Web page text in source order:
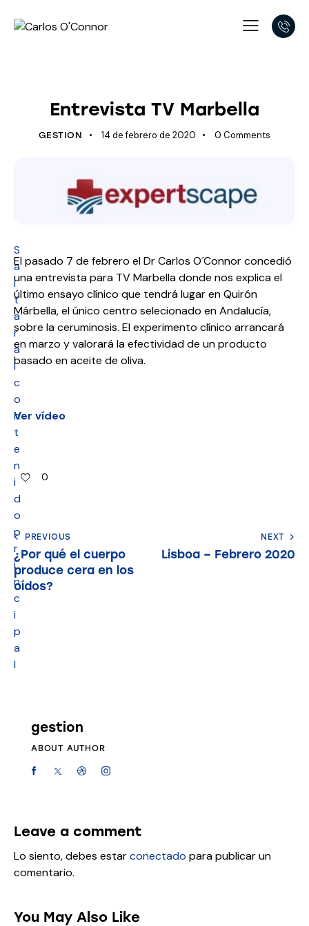
Entrevista TV Marbella
GESTION 14 de febrero de 2020 0 Comments
S
a
l
t
a
r
a
l
c
o
n
t
e
n
i
d
o
p
r
i
n
c
i
p
a
l
El pasado 7 de febrero el Dr Carlos O´Connor concedió
una entrevista para TV Marbella donde nos explica el
último ensayo clínico que tendrá lugar en Quirón
Márbella, el único centro selecionado en Andalucía,
sobre la ceruminosis. El experimento clínico arrancará
en marzo y valorará la efectividad de un producto
basado en aceite de oliva.
Ver vídeo
0
PREVIOUS
¿Por qué el cuerpo
produce cera en los
oídos?
NEXT
Lisboa – Febrero 2020
gestion
ABOUT AUTHOR
Leave a comment
Lo siento, debes estarconectado para publicar un
comentario.
You May Also Like